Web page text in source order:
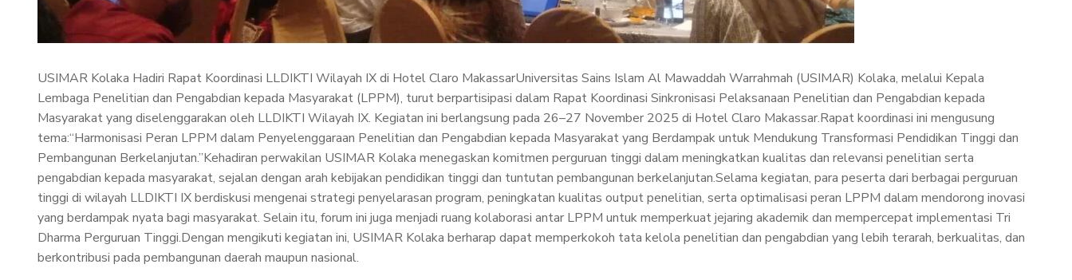
USIMAR Kolaka Hadiri Rapat Koordinasi LLDIKTI Wilayah IX di Hotel Claro MakassarUniversitas Sains Islam Al Mawaddah Warrahmah (USIMAR) Kolaka, melalui Kepala
Lembaga Penelitian dan Pengabdian kepada Masyarakat (LPPM), turut berpartisipasi dalam Rapat Koordinasi Sinkronisasi Pelaksanaan Penelitian dan Pengabdian kepada
Masyarakat yang diselenggarakan oleh LLDIKTI Wilayah IX. Kegiatan ini berlangsung pada 26–27 November 2025 di Hotel Claro Makassar.Rapat koordinasi ini mengusung
tema:“Harmonisasi Peran LPPM dalam Penyelenggaraan Penelitian dan Pengabdian kepada Masyarakat yang Berdampak untuk Mendukung Transformasi Pendidikan Tinggi dan
Pembangunan Berkelanjutan.”Kehadiran perwakilan USIMAR Kolaka menegaskan komitmen perguruan tinggi dalam meningkatkan kualitas dan relevansi penelitian serta
pengabdian kepada masyarakat, sejalan dengan arah kebijakan pendidikan tinggi dan tuntutan pembangunan berkelanjutan.Selama kegiatan, para peserta dari berbagai perguruan
tinggi di wilayah LLDIKTI IX berdiskusi mengenai strategi penyelarasan program, peningkatan kualitas output penelitian, serta optimalisasi peran LPPM dalam mendorong inovasi
yang berdampak nyata bagi masyarakat. Selain itu, forum ini juga menjadi ruang kolaborasi antar LPPM untuk memperkuat jejaring akademik dan mempercepat implementasi Tri
Dharma Perguruan Tinggi.Dengan mengikuti kegiatan ini, USIMAR Kolaka berharap dapat memperkokoh tata kelola penelitian dan pengabdian yang lebih terarah, berkualitas, dan
berkontribusi pada pembangunan daerah maupun nasional.